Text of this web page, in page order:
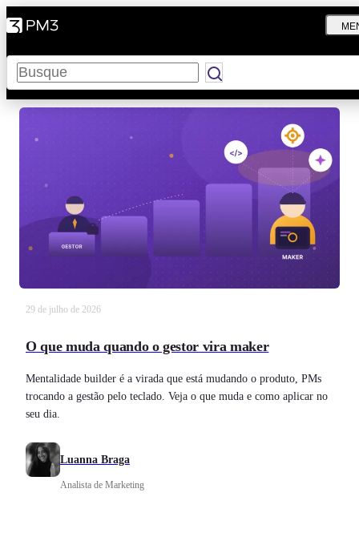
Pesquisar
29 de julho de 2026
O que muda quando o gestor vira maker
Mentalidade builder é a virada que está mudando o produto, PMs
trocando a gestão pelo teclado. Veja o que muda e como aplicar no
seu dia.
Luanna Braga
Analista de Marketing